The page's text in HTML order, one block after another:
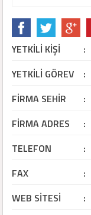
YETKİLİ KİŞİ :
YETKİLİ GÖREV :
FİRMA SEHİR :
FİRMA ADRES :
TELEFON :
FAX :
WEB SİTESİ :